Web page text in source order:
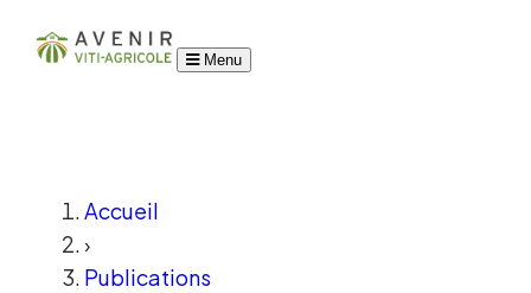
Menu
Accueil
›
Publications